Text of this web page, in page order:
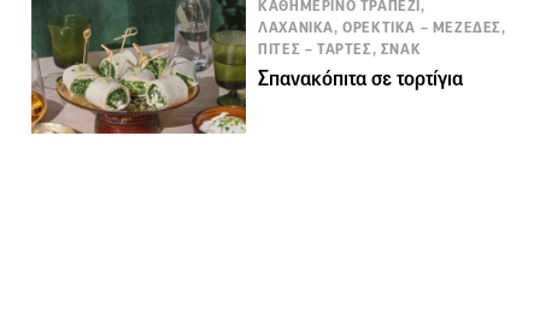
ΚΑΘΗΜΕΡΙΝΟ ΤΡΑΠΕΖΙ,
ΛΑΧΑΝΙΚΑ, ΟΡΕΚΤΙΚΑ – ΜΕΖΕΔΕΣ,
ΠΙΤΕΣ – ΤΑΡΤΕΣ, ΣΝΑΚ
Σπανακόπιτα σε τορτίγια